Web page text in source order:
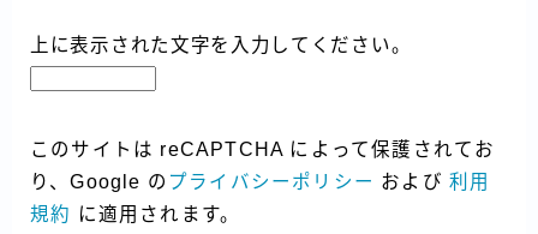
上に表示された文字を入力してください。
このサイトは reCAPTCHA によって保護されてお
り、Google の プライバシーポリシー および利用
規約 に適用されます。